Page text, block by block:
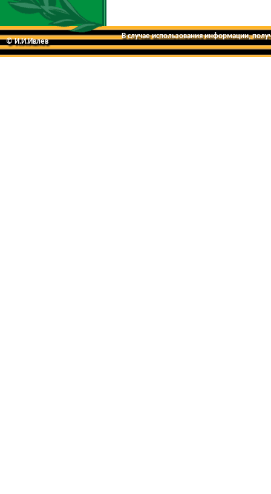
© И.И.Ивлев
В случае использования информации,